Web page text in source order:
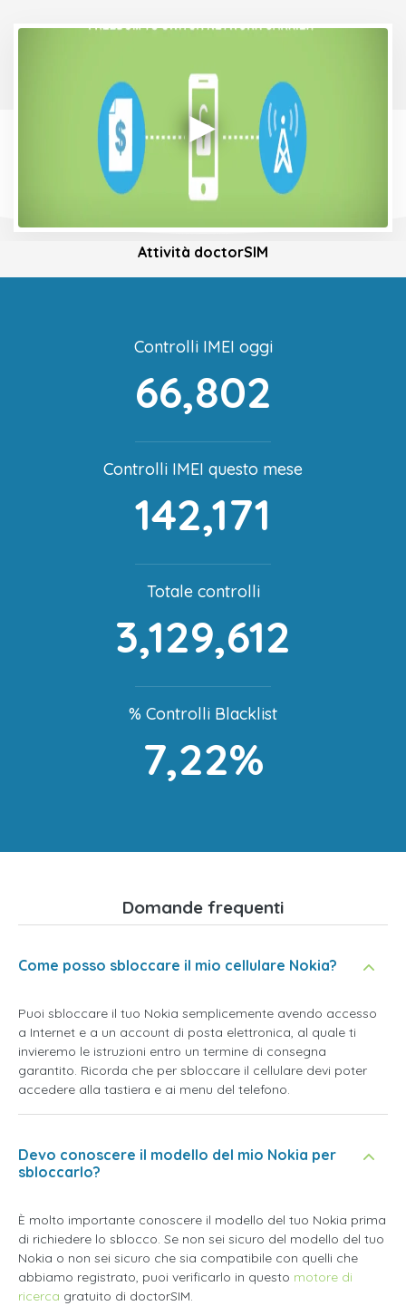
Attività doctorSIM
Controlli IMEI oggi
66,802
Controlli IMEI questo mese
142,171
Totale controlli
3,129,612
% Controlli Blacklist
7,22%
Domande frequenti
Come posso sbloccare il mio cellulare Nokia?
Puoi sbloccare il tuo Nokia semplicemente avendo accesso
a Internet e a un account di posta elettronica, al quale ti
invieremo le istruzioni entro un termine di consegna
garantito. Ricorda che per sbloccare il cellulare devi poter
accedere alla tastiera e ai menu del telefono.
Devo conoscere il modello del mio Nokia per
sbloccarlo?
È molto importante conoscere il modello del tuo Nokia prima
di richiedere lo sblocco. Se non sei sicuro del modello del tuo
Nokia o non sei sicuro che sia compatibile con quelli che
abbiamo registrato, puoi verificarlo in questo motore di
ricerca gratuito di doctorSIM.